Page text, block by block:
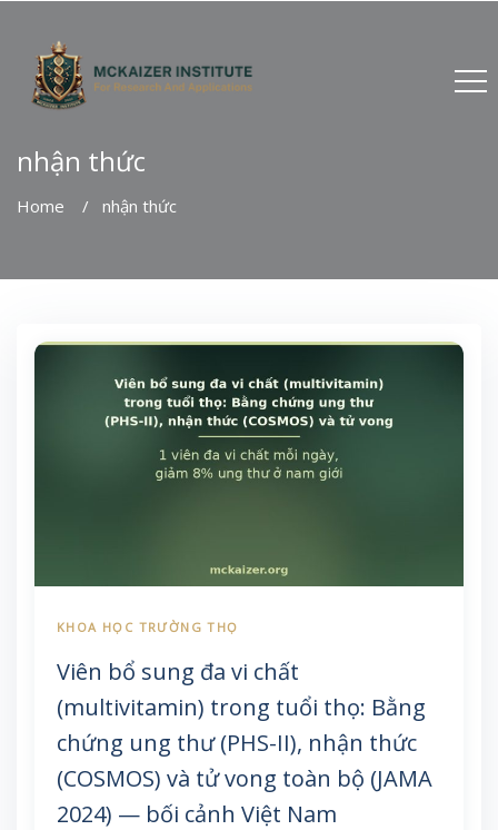
nhận thức
Home nhận thức
Viên bổ sung đa vi chất
(multivitamin) trong tuổi thọ: Bằng
chứng ung thư (PHS-II), nhận thức
(COSMOS) và tử vong toàn bộ (JAMA
2024) — bối cảnh Việt Nam